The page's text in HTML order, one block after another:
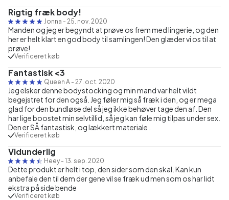
Rigtig fræk body!
Jonna - 25. nov. 2020
Manden og jeg er begyndt at prøve os frem med lingerie, og den
her er helt klart en god body til samlingen! Den glæder vi os til at
prøve!
Verificeret køb
Fantastisk <3
Queen A - 27. oct. 2020
Jeg elsker denne bodystocking og min mand var helt vildt
begejstret for den også. Jeg føler mig så fræk i den, og er mega
glad for den bundløse del så jeg ikke behøver tage den af. Den
har lige boostet min selvtillid, så jeg kan føle mig tilpas under sex.
Den er SÅ fantastisk, og lækkert materiale .
Verificeret køb
Vidunderlig
Heey - 13. sep. 2020
Dette produkt er helt i top, den sider som den skal. Kan kun
anbefale den til dem der gene vil se fræk ud men som os har lidt
ekstra på side bende
Verificeret køb